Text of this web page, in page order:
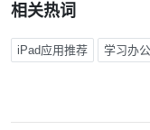
相关热词
iPad应用推荐 学习办